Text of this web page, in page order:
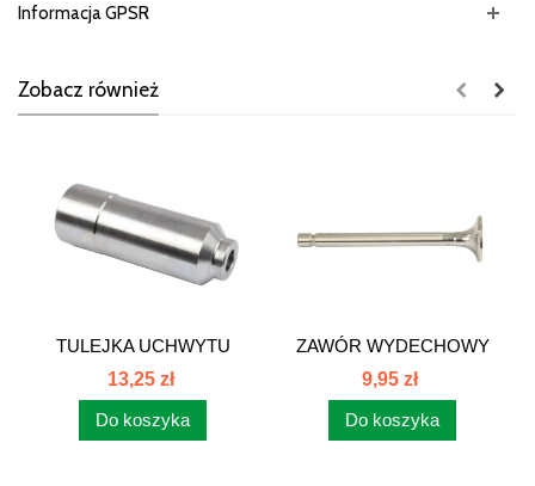
Informacja GPSR
Zobacz również
TULEJKA UCHWYTU
WTRYSKIWACZA...
13,25 zł
Do koszyka
ZAWÓR WYDECHOWY
C-360...
9,95 zł
Do koszyka